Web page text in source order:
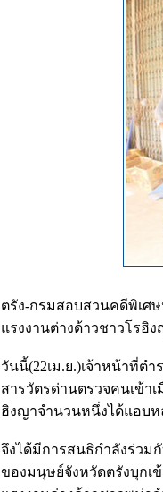
ตรัง-กรมสอบสวนคดีพิเศ
แรงงานต่างด้าวชาวโรฮิ
วันนี้(22เม.ย.)เจ้าหน้าที่ต
สารวัตรด่านตรวจคนเข้า
ฮิงญาจำนวนหนึ่งได้แอบ
จึงได้มีการสนธิกำลังร่วม
ของมนุษย์จังหวัดตรังบุกเ